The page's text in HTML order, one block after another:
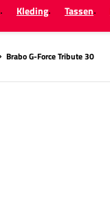
Kleding Tassen
Brabo G-Force Tribute 30